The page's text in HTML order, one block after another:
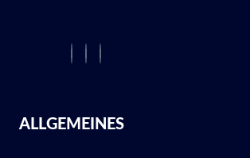
ALLGEMEINES